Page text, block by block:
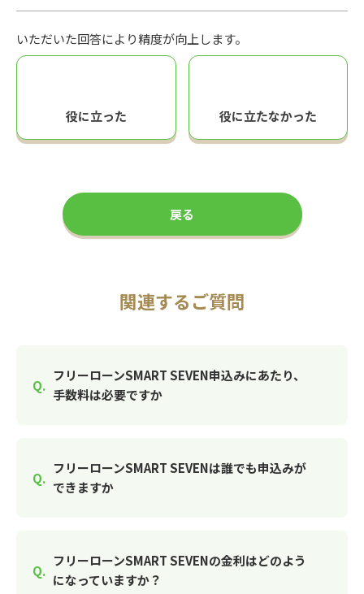
いただいた回答により精度が向上します。
役に立った 役に立たなかった
戻る
関連するご質問
フリーローンSMART SEVEN申込みにあたり、
手数料は必要ですか
フリーローンSMART SEVENは誰でも申込みが
できますか
フリーローンSMART SEVENの金利はどのよう
になっていますか？